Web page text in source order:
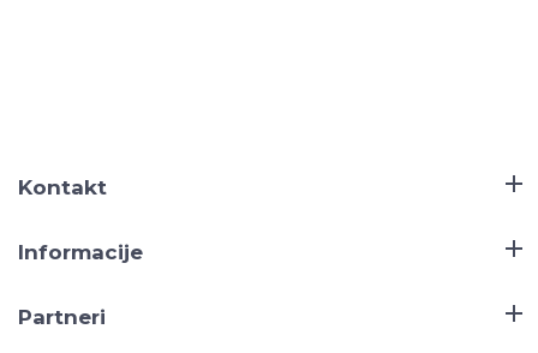
Kontakt
Informacije
Partneri